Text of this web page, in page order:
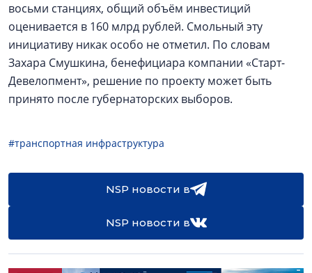
восьми станциях, общий объём инвестиций
оценивается в 160 млрд рублей. Смольный эту
инициативу никак особо не отметил. По словам
Захара Смушкина, бенефициара компании «Старт-
Девелопмент», решение по проекту может быть
принято после губернаторских выборов.
#транспортная инфраструктура
NSP новости в
NSP новости в